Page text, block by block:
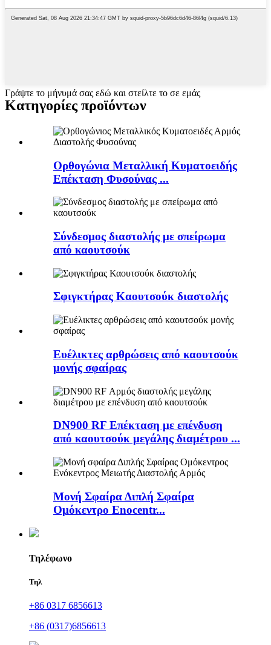
Γράψτε το μήνυμά σας εδώ και στείλτε το σε εμάς
Κατηγορίες προϊόντων
Ορθογώνια Μεταλλική Κυματοειδής
Επέκταση Φυσούνας ...
Σύνδεσμος διαστολής με σπείρωμα
από καουτσούκ
Σφιγκτήρας Καουτσούκ διαστολής
Ευέλικτες αρθρώσεις από καουτσούκ
μονής σφαίρας
DN900 RF Επέκταση με επένδυση
από καουτσούκ μεγάλης διαμέτρου ...
Μονή Σφαίρα Διπλή Σφαίρα
Ομόκεντρο Enocentr...
Τηλέφωνο
Τηλ
+86 0317 6856613
+86 (0317)6856613